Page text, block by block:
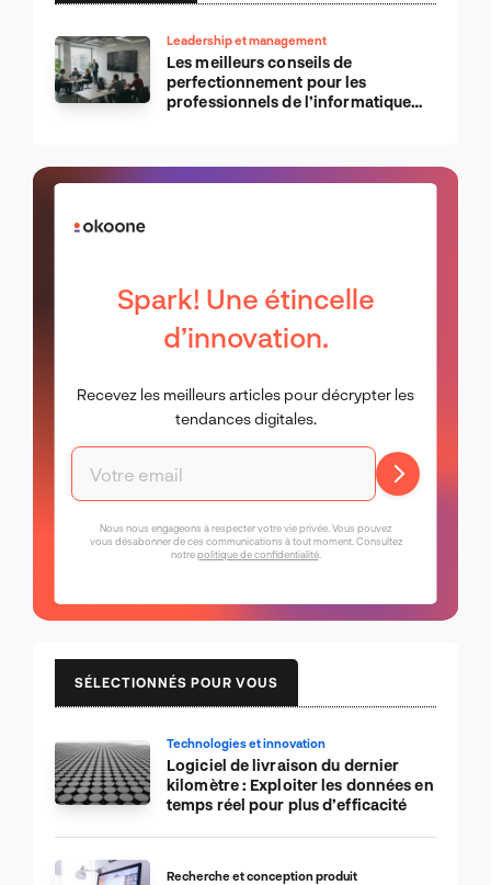
Leadership et management
Les meilleurs conseils de
perfectionnement pour les
professionnels de l’informatique
Spark! Une étincelle
d’innovation.
Recevez les meilleurs articles pour décrypter les
tendances digitales.
Nous nous engageons à respecter votre vie privée. Vous pouvez
vous désabonner de ces communications à tout moment. Consultez
notrepolitique de confidentialité.
SÉLECTIONNÉS POUR VOUS
Technologies et innovation
Logiciel de livraison du dernier
kilomètre : Exploiter les données en
temps réel pour plus d’efficacité
Recherche et conception produit